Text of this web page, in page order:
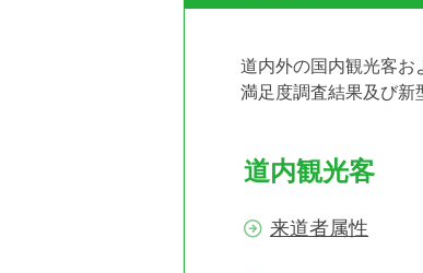
道内外の国内観光客お
満足度調査結果及び新
道内観光客
来道者属性